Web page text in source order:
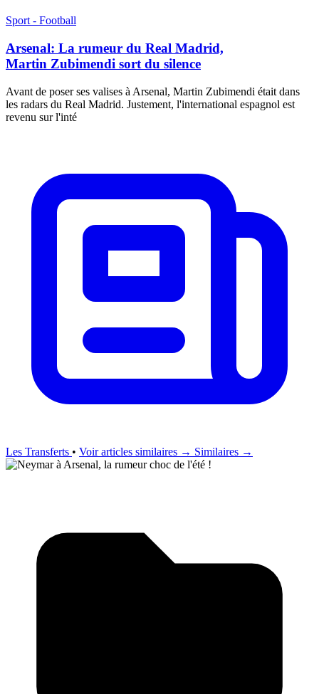
Sport - Football
Arsenal: La rumeur du Real Madrid,
Martin Zubimendi sort du silence
Avant de poser ses valises à Arsenal, Martin Zubimendi était dans
les radars du Real Madrid. Justement, l'international espagnol est
revenu sur l'inté
Les Transferts • Voir articles similaires → Similaires →